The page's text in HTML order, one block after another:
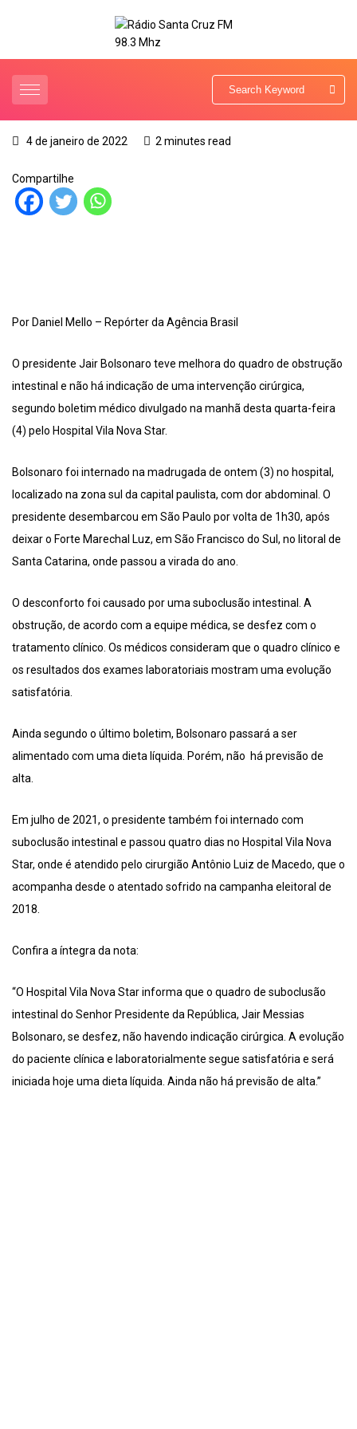
4 de janeiro de 2022 2 minutes read
Compartilhe
Por Daniel Mello – Repórter da Agência Brasil
O presidente Jair Bolsonaro teve melhora do quadro de obstrução
intestinal e não há indicação de uma intervenção cirúrgica,
segundo boletim médico divulgado na manhã desta quarta-feira
(4) pelo Hospital Vila Nova Star.
Bolsonaro foi internado na madrugada de ontem (3) no hospital,
localizado na zona sul da capital paulista, com dor abdominal. O
presidente desembarcou em São Paulo por volta de 1h30, após
deixar o Forte Marechal Luz, em São Francisco do Sul, no litoral de
Santa Catarina, onde passou a virada do ano.
O desconforto foi causado por uma suboclusão intestinal. A
obstrução, de acordo com a equipe médica, se desfez com o
tratamento clínico. Os médicos consideram que o quadro clínico e
os resultados dos exames laboratoriais mostram uma evolução
satisfatória.
Ainda segundo o último boletim, Bolsonaro passará a ser
alimentado com uma dieta líquida. Porém, não há previsão de
alta.
Em julho de 2021, o presidente também foi internado com
suboclusão intestinal e passou quatro dias no Hospital Vila Nova
Star, onde é atendido pelo cirurgião Antônio Luiz de Macedo, que o
acompanha desde o atentado sofrido na campanha eleitoral de
2018.
Confira a íntegra da nota:
“O Hospital Vila Nova Star informa que o quadro de suboclusão
intestinal do Senhor Presidente da República, Jair Messias
Bolsonaro, se desfez, não havendo indicação cirúrgica. A evolução
do paciente clínica e laboratorialmente segue satisfatória e será
iniciada hoje uma dieta líquida. Ainda não há previsão de alta.”